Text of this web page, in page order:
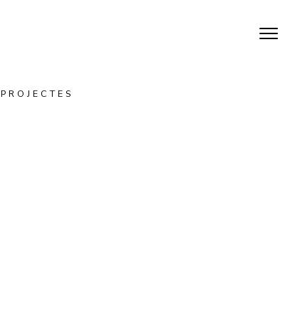
PROJECTES